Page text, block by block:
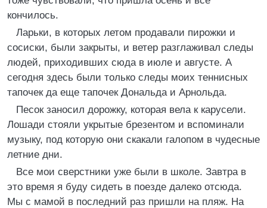
кончилось.
Ларьки, в которых летом продавали пирожки и
сосиски, были закрыты, и ветер разглаживал следы
людей, приходивших сюда в июле и августе. А
сегодня здесь были только следы моих теннисных
тапочек да еще тапочек Дональда и Арнольда.
Песок заносил дорожку, которая вела к карусели.
Лошади стояли укрытые брезентом и вспоминали
музыку, под которую они скакали галопом в чудесные
летние дни.
Все мои сверстники уже были в школе. Завтра в
это время я буду сидеть в поезде далеко отсюда.
Мы с мамой в последний раз пришли на пляж. На